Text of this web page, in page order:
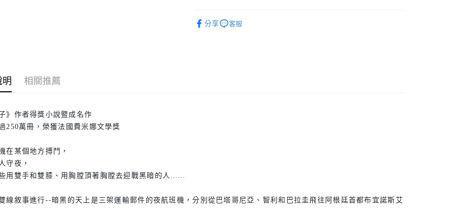
分享 客服
明 相關推薦
》作者得獎小說暨成名作
250萬冊，榮獲法國費米娜文學獎
在某個地方搏鬥，
守夜，
用雙手和雙膝、用胸膛頂著胸膛去迎戰黑暗的人……
線敘事進行--暗黑的天上是三架運輸郵件的夜航班機，分別從巴塔哥尼亞、智利和巴拉圭飛往阿根廷首都布宜諾斯艾